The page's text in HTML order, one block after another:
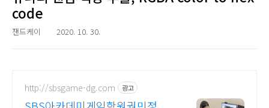
code
잰드케이 2020. 10. 30.
http://sbsgame-dg.com 광고